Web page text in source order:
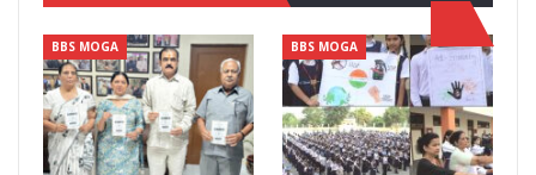
BBS MOGA BBS MOGA